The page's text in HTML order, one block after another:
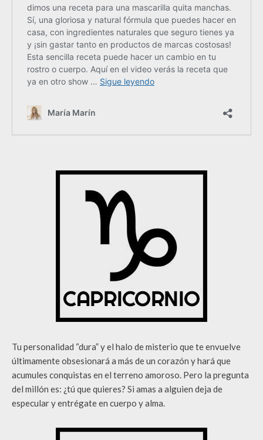
Tu personalidad “dura” y el halo de misterio que te envuelve
últimamente obsesionará a más de un corazón y hará que
acumules conquistas en el terreno amoroso. Pero la pregunta
del millón es: ¿tú que quieres? Si amas a alguien deja de
especular y entrégate en cuerpo y alma.